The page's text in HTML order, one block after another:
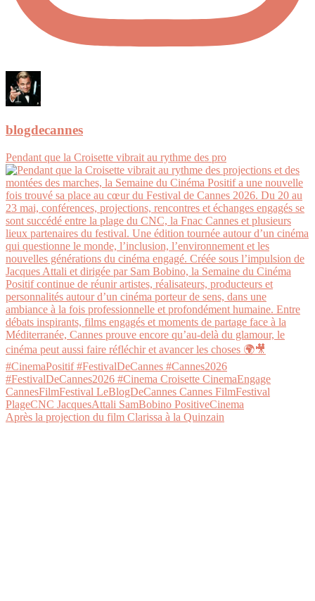
blogdecannes
Pendant que la Croisette vibrait au rythme des pro
Après la projection du film Clarissa à la Quinzain